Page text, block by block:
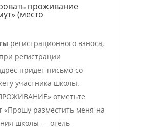
проживание
(место
регистрационного взноса,
регистрации
придет письмо со
участника школы.
отметьте
«Прошу разместить меня на
школы — отель